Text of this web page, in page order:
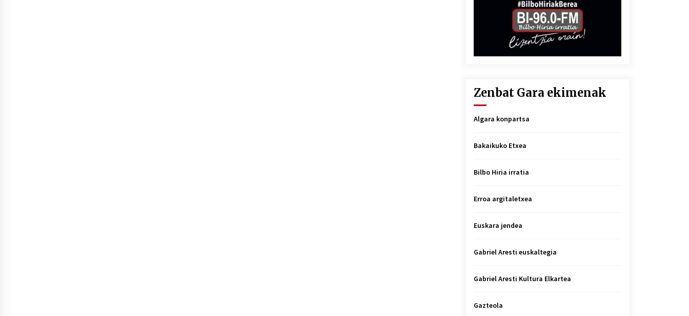
Zenbat Gara ekimenak
Algara konpartsa
Bakaikuko Etxea
Bilbo Hiria irratia
Erroa argitaletxea
Euskara jendea
Gabriel Aresti euskaltegia
Gabriel Aresti Kultura Elkartea
Gazteola